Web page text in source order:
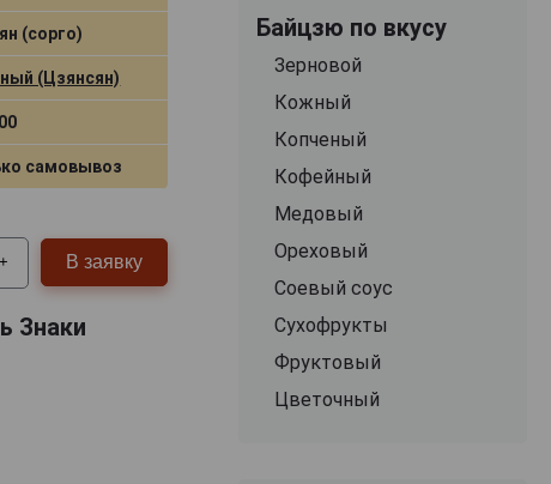
(сорго)
(Цзянсян)
самовывоз
+ В заявку
Знаки
Байцзю по вкусу
Зерновой
Кожный
Копченый
Кофейный
Медовый
Ореховый
Соевый соус
Сухофрукты
Фруктовый
Цветочный